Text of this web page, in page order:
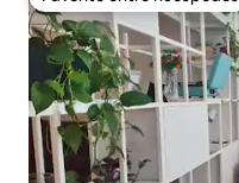
Favorito entre huéspedes